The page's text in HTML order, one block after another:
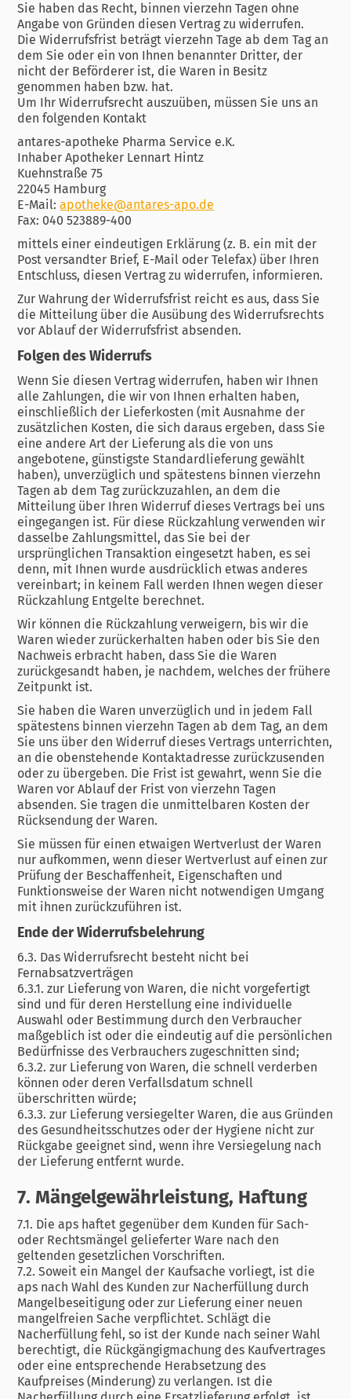
Sie haben das Recht, binnen vierzehn Tagen ohne
Angabe von Gründen diesen Vertrag zu widerrufen.
Die Widerrufsfrist beträgt vierzehn Tage ab dem Tag an
dem Sie oder ein von Ihnen benannter Dritter, der
nicht der Beförderer ist, die Waren in Besitz
genommen haben bzw. hat.
Um Ihr Widerrufsrecht auszuüben, müssen Sie uns an
den folgenden Kontakt
antares-apotheke Pharma Service e.K.
Inhaber Apotheker Lennart Hintz
Kuehnstraße 75
22045 Hamburg
E-Mail:apotheke@antares-apo.de
Fax: 040 523889-400
mittels einer eindeutigen Erklärung (z. B. ein mit der
Post versandter Brief, E-Mail oder Telefax) über Ihren
Entschluss, diesen Vertrag zu widerrufen, informieren.
Zur Wahrung der Widerrufsfrist reicht es aus, dass Sie
die Mitteilung über die Ausübung des Widerrufsrechts
vor Ablauf der Widerrufsfrist absenden.
Folgen des Widerrufs
Wenn Sie diesen Vertrag widerrufen, haben wir Ihnen
alle Zahlungen, die wir von Ihnen erhalten haben,
einschließlich der Lieferkosten (mit Ausnahme der
zusätzlichen Kosten, die sich daraus ergeben, dass Sie
eine andere Art der Lieferung als die von uns
angebotene, günstigste Standardlieferung gewählt
haben), unverzüglich und spätestens binnen vierzehn
Tagen ab dem Tag zurückzuzahlen, an dem die
Mitteilung über Ihren Widerruf dieses Vertrags bei uns
eingegangen ist. Für diese Rückzahlung verwenden wir
dasselbe Zahlungsmittel, das Sie bei der
ursprünglichen Transaktion eingesetzt haben, es sei
denn, mit Ihnen wurde ausdrücklich etwas anderes
vereinbart; in keinem Fall werden Ihnen wegen dieser
Rückzahlung Entgelte berechnet.
Wir können die Rückzahlung verweigern, bis wir die
Waren wieder zurückerhalten haben oder bis Sie den
Nachweis erbracht haben, dass Sie die Waren
zurückgesandt haben, je nachdem, welches der frühere
Zeitpunkt ist.
Sie haben die Waren unverzüglich und in jedem Fall
spätestens binnen vierzehn Tagen ab dem Tag, an dem
Sie uns über den Widerruf dieses Vertrags unterrichten,
an die obenstehende Kontaktadresse zurückzusenden
oder zu übergeben. Die Frist ist gewahrt, wenn Sie die
Waren vor Ablauf der Frist von vierzehn Tagen
absenden. Sie tragen die unmittelbaren Kosten der
Rücksendung der Waren.
Sie müssen für einen etwaigen Wertverlust der Waren
nur aufkommen, wenn dieser Wertverlust auf einen zur
Prüfung der Beschaffenheit, Eigenschaften und
Funktionsweise der Waren nicht notwendigen Umgang
mit ihnen zurückzuführen ist.
Ende der Widerrufsbelehrung
6.3. Das Widerrufsrecht besteht nicht bei
Fernabsatzverträgen
6.3.1. zur Lieferung von Waren, die nicht vorgefertigt
sind und für deren Herstellung eine individuelle
Auswahl oder Bestimmung durch den Verbraucher
maßgeblich ist oder die eindeutig auf die persönlichen
Bedürfnisse des Verbrauchers zugeschnitten sind;
6.3.2. zur Lieferung von Waren, die schnell verderben
können oder deren Verfallsdatum schnell
überschritten würde;
6.3.3. zur Lieferung versiegelter Waren, die aus Gründen
des Gesundheitsschutzes oder der Hygiene nicht zur
Rückgabe geeignet sind, wenn ihre Versiegelung nach
der Lieferung entfernt wurde.
7. Mängelgewährleistung, Haftung
7.1. Die aps haftet gegenüber dem Kunden für Sach-
oder Rechtsmängel gelieferter Ware nach den
geltenden gesetzlichen Vorschriften.
7.2. Soweit ein Mangel der Kaufsache vorliegt, ist die
aps nach Wahl des Kunden zur Nacherfüllung durch
Mangelbeseitigung oder zur Lieferung einer neuen
mangelfreien Sache verpflichtet. Schlägt die
Nacherfüllung fehl, so ist der Kunde nach seiner Wahl
berechtigt, die Rückgängigmachung des Kaufvertrages
oder eine entsprechende Herabsetzung des
Kaufpreises (Minderung) zu verlangen. Ist die